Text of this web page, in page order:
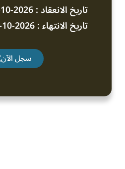
تاريخ الانعقاد : 2026-10-11
تاريخ الانتهاء : 2026-10-15
سجل الآن